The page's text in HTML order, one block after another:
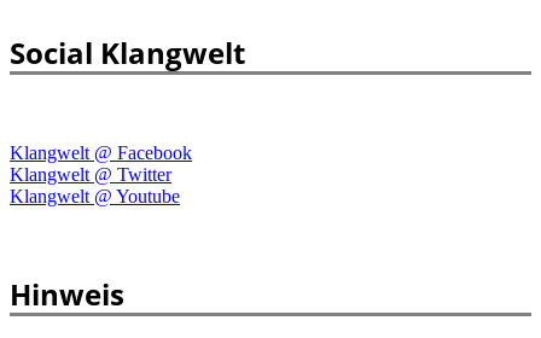
Social Klangwelt
Klangwelt @ Facebook
Klangwelt @ Twitter
Klangwelt @ Youtube
Hinweis